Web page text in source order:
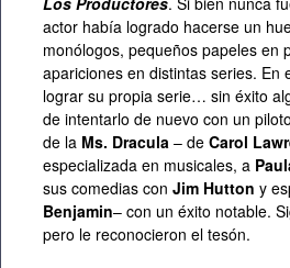
actor había logrado hacerse un
monólogos, pequeños papeles en
apariciones en distintas series. En
lograr su propia serie… sin éxito
de intentarlo de nuevo con un
de la Ms. Dracula – de Carol
especializada en musicales, a
sus comedias con Jim Hutton y
Benjamin– con un éxito notable.
pero le reconocieron el tesón.